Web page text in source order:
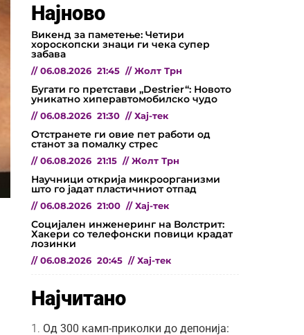
Најново
Викенд за паметење: Четири
хороскопски знаци ги чека супер
забава
// 06.08.2026 21:45 // Жолт Трн
Бугати го претстави „Destrier“: Новото
уникатно хиперавтомобилско чудо
// 06.08.2026 21:30 // Хај-тек
Отстранете ги овие пет работи од
станот за помалку стрес
// 06.08.2026 21:15 // Жолт Трн
Научници открија микроорганизми
што го јадат пластичниот отпад
// 06.08.2026 21:00 // Хај-тек
Социјален инженеринг на Волстрит:
Хакери со телефонски повици крадат
лозинки
// 06.08.2026 20:45 // Хај-тек
Најчитано
Од 300 камп-приколки до депонија: